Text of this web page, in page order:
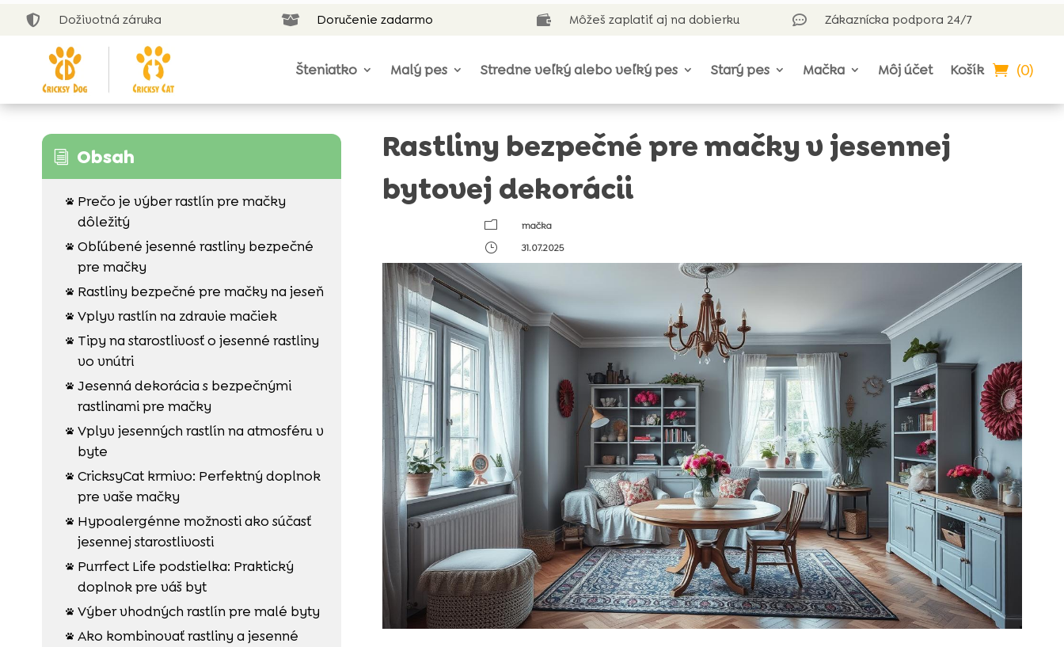
 Doživotná záruka  Doručenie zadarmo  Môžeš zaplatiť aj na dobierku  Zákaznícka podpora 24/7
Šteniatko Malý pes Stredne veľký alebo veľký pes Starý pes Mačka Môj účet Košík (0)
i Obsah

Prečo je výber rastlín pre mačky
dôležitý
 Obľúbené jesenné rastliny bezpečné
pre mačky
 Rastliny bezpečné pre mačky na jeseň
 Vplyv rastlín na zdravie mačiek

Tipy na starostlivosť o jesenné rastliny
vo vnútri
 Jesenná dekorácia s bezpečnými
rastlinami pre mačky
 Vplyv jesenných rastlín na atmosféru v
byte
 CricksyCat krmivo: Perfektný doplnok
pre vaše mačky

Hypoalergénne možnosti ako súčasť
jesennej starostlivosti

Purrfect Life podstielka: Praktický
doplnok pre váš byt
 Výber vhodných rastlín pre malé byty
 Ako kombinovať rastliny a jesenné
Rastliny bezpečné pre mačky v jesennej
bytovej dekorácii
m
mačka
}
31.07.2025